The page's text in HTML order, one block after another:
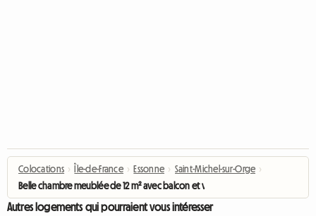
Colocations › Île-de-France › Essonne › Saint-Michel-sur-Orge ›
Belle chambre meublée de 12 m² avec balcon et vue dégagée
Autres logements qui pourraient vous intéresser